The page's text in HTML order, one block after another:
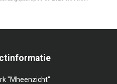
"Mheenzicht"